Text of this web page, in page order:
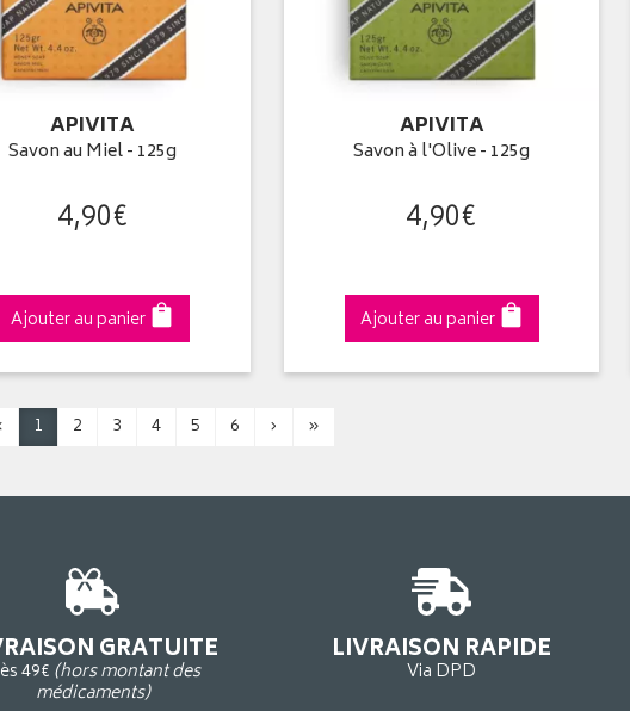
APIVITA
Savon au Miel - 125g
4,90€
Ajouter au panier
APIVITA
Savon à l'Olive - 125g
4,90€
Ajouter au panier
1 2 3 4 5 6 › »
GRATUITE
49€ (hors montant des
médicaments)
LIVRAISON RAPIDE
Via DPD